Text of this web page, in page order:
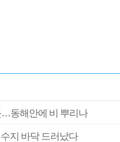
…동해안에 비 뿌리나
지 바닥 드러났다